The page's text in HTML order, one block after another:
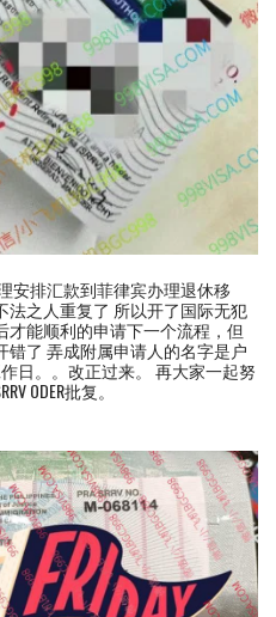
安排汇款到菲律宾办理退休移
之人重复了 所以开了国际无犯
能顺利的申请下一个流程，但
了 弄成附属申请人的名字是户
日。。改正过来。 再大家一起努
ODER批复。